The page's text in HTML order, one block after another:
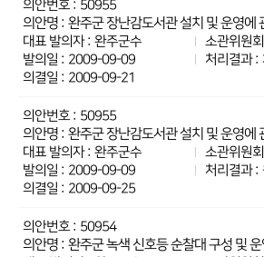
50955
완주군 장난감도서관 설치 및 운영에
완주군수
2009-09-09
2009-09-21
50955
완주군 장난감도서관 설치 및 운영에
완주군수
2009-09-09
2009-09-25
50954
완주군 녹색 신호등 순찰대 구성 및